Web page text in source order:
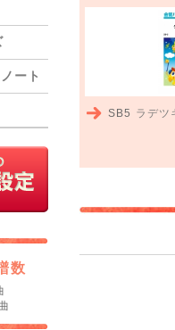
ート
数
SB5 ラデツ